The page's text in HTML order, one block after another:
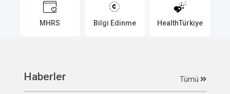
MHRS Bilgi Edinme HealthTürkiye
Haberler Tümü